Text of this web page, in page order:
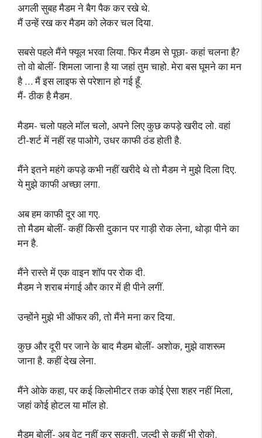
अगली सुबह मैडम ने बैग पैक कर रखे थे.
मैं उन्हें रख कर मैडम को लेकर चल दिया.
सबसे पहले मैंने फ्यूल भरवा लिया. फिर मैडम से पूछा- कहां चलना है?
तो वो बोलीं- शिमला जाना है या जहां तुम चाहो. मेरा बस घूमने का मन
है … मैं इस लाइफ से परेशान हो गई हूँ.
मैं- ठीक है मैडम.
मैडम- चलो पहले मॉल चलो, अपने लिए कुछ कपड़े खरीद लो. वहां
टी-शर्ट में नहीं रह पाओगे, उधर काफी ठंड होती है.
मैंने इतने महंगे कपड़े कभी नहीं खरीदे थे तो मैडम ने मुझे दिला दिए.
ये मुझे काफी अच्छा लगा.
अब हम काफी दूर आ गए.
तो मैडम बोलीं- कहीं किसी दुकान पर गाड़ी रोक लेना, थोड़ा पीने का
मन है.
मैंने रास्ते में एक वाइन शॉप पर रोक दी.
मैडम ने शराब मंगाई और कार में ही पीने लगीं.
उन्होंने मुझे भी ऑफर की, तो मैंने मना कर दिया.
कुछ और दूरी पर जाने के बाद मैडम बोलीं- अशोक, मुझे वाशरूम
जाना है. कहीं देख लेना.
मैंने ओके कहा, पर कई किलोमीटर तक कोई ऐसा शहर नहीं मिला,
जहां कोई होटल या मॉल हो.
मैडम बोलीं- अब वेट नहीं कर सकती, जल्दी से कहीं भी रोको.